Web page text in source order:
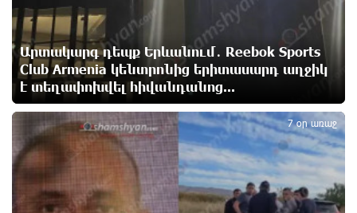
14 ժամ առաջ
Մալաթիա-Սեբաստիա վարչական շրջանում
արմատից փտած հերթական ծառն է տապալվել
Իրանը և Օմանը պլանավորում են փոխել Հորմուզի
նեղուցի նավագնացության կառուցվածքը
15 ժամ առաջ
Արտակարգ դեպք Երևանում․ Reebok Sports
Club Armenia կենտրոնից երիտասարդ աղջիկ
է տեղափոխվել հիվանդանոց...
7 օր առաջ
5